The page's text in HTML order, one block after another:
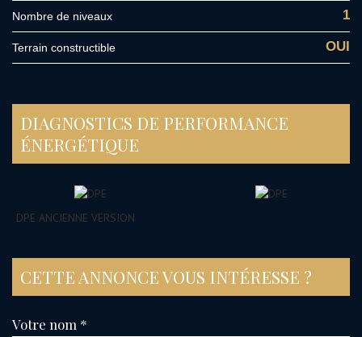
Nombre de niveaux 1
Terrain constructible OUI
DIAGNOSTICS DE PERFORMANCE
ÉNERGÉTIQUE
DPE ANCIENNE VERSION
CETTE ANNONCE VOUS INTÉRESSE ?
Votre nom *